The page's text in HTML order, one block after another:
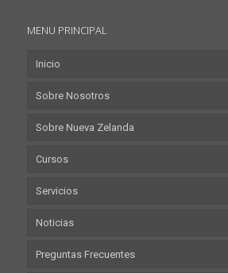
MENU PRINCIPAL
Inicio
Sobre Nosotros
Sobre Nueva Zelanda
Cursos
Servicios
Noticias
Preguntas Frecuentes